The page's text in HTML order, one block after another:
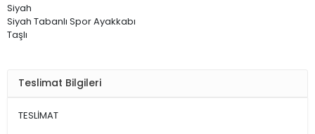
Siyah
Siyah Tabanlı Spor Ayakkabı
Taşlı
Teslimat Bilgileri
TESLİMAT